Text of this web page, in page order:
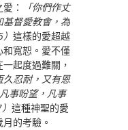
：
「你們作丈
基督愛教會，為
這樣的愛超越
和寬恕。愛不僅
起度過難關，
久忍耐，又有恩
事盼望，凡事
這種神聖的愛
的考驗。